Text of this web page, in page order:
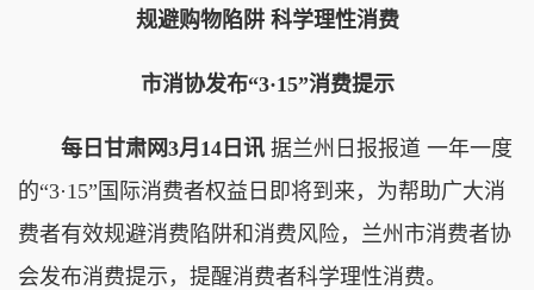
规避购物陷阱 科学理性消费
市消协发布“3·15”消费提示
每日甘肃网3月14日讯 据兰州日报报道 一年一度
的“3·15”国际消费者权益日即将到来，为帮助广大消
费者有效规避消费陷阱和消费风险，兰州市消费者协
会发布消费提示，提醒消费者科学理性消费。